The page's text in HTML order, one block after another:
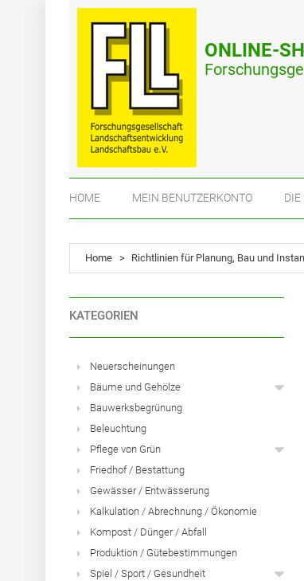
ONLINE-
HOME MEIN BENUTZERKONTO DIE
Home > Richtlinien für Planung, Bau und
KATEGORIEN
Neuerscheinungen
Bäume und Gehölze
Bauwerksbegrünung
Beleuchtung
Pflege von Grün
Friedhof / Bestattung
Gewässer / Entwässerung
Kalkulation / Abrechnung / Ökonomie
Kompost / Dünger / Abfall
Produktion / Gütebestimmungen
Spiel / Sport / Gesundheit